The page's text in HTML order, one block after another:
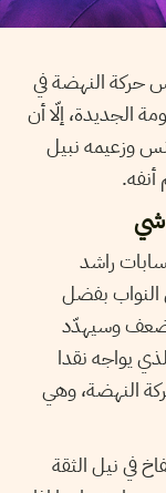
حركة النهضة في
الجديدة، إلّا أن
وزعيمه نبيل
أنفه.
راشد
بفضل
ضعف وسيهدّد
يواجه نقدا
النهضة، وهي
في نيل الثقة